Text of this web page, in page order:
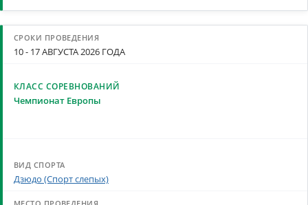
10 - 17 АВГУСТА 2026 ГОДА
Чемпионат Европы
Дзюдо (Спорт слепых)